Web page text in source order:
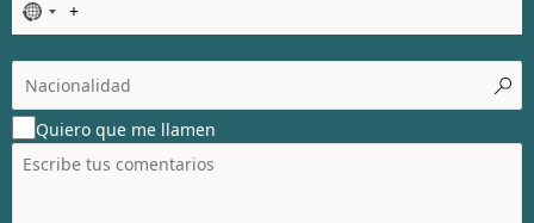
N
o
c
o
u
n
t
Quiero que me llamen